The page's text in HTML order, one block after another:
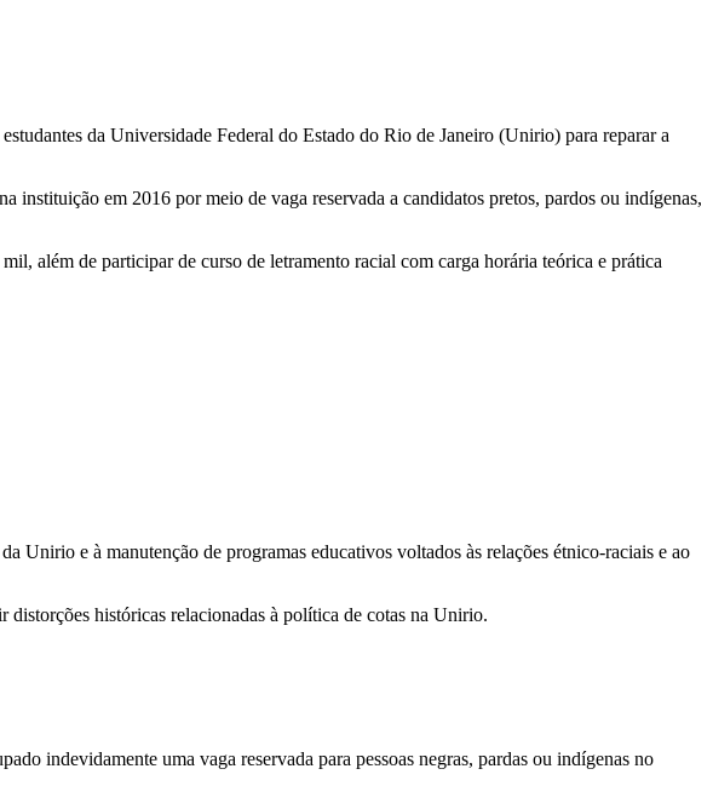
da Universidade Federal do Estado do Rio de Janeiro (Unirio) para reparar a
em 2016 por meio de vaga reservada a candidatos pretos, pardos ou indígenas,
além de participar de curso de letramento racial com carga horária teórica e prática
Unirio e à manutenção de programas educativos voltados às relações étnico-raciais e ao
históricas relacionadas à política de cotas na Unirio.
indevidamente uma vaga reservada para pessoas negras, pardas ou indígenas no